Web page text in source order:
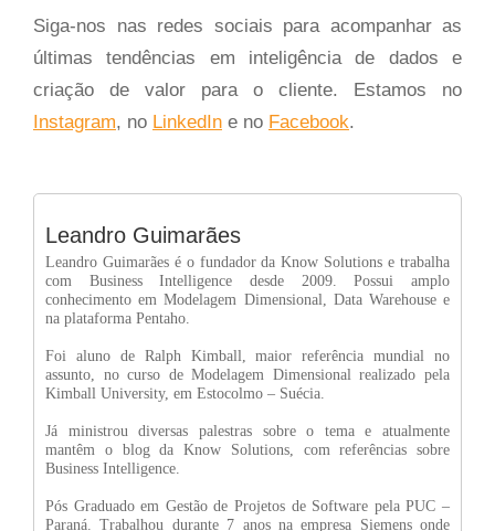
Siga-nos nas redes sociais para acompanhar as
últimas tendências em inteligência de dados e
criação de valor para o cliente. Estamos no
Instagram, no LinkedIn e no Facebook.
Leandro Guimarães
Leandro Guimarães é o fundador da Know Solutions e trabalha
com Business Intelligence desde 2009. Possui amplo
conhecimento em Modelagem Dimensional, Data Warehouse e
na plataforma Pentaho.
Foi aluno de Ralph Kimball, maior referência mundial no
assunto, no curso de Modelagem Dimensional realizado pela
Kimball University, em Estocolmo – Suécia.
Já ministrou diversas palestras sobre o tema e atualmente
mantêm o blog da Know Solutions, com referências sobre
Business Intelligence.
Pós Graduado em Gestão de Projetos de Software pela PUC –
Paraná. Trabalhou durante 7 anos na empresa Siemens onde